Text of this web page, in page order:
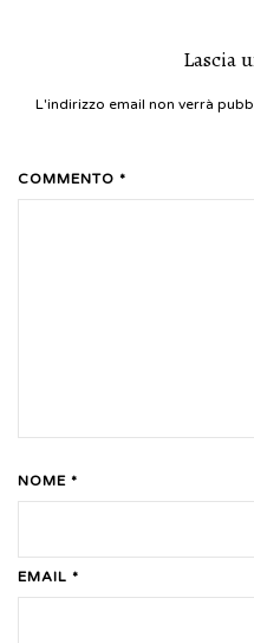
Lascia
L'indirizzo email non verrà
COMMENTO *
NOME *
EMAIL *